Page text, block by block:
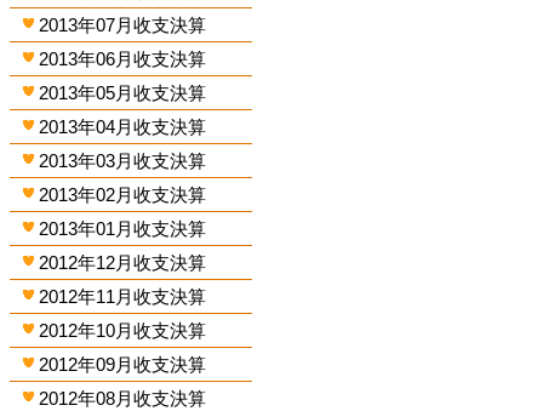
2013年07月收支決算
2013年06月收支決算
2013年05月收支決算
2013年04月收支決算
2013年03月收支決算
2013年02月收支決算
2013年01月收支決算
2012年12月收支決算
2012年11月收支決算
2012年10月收支決算
2012年09月收支決算
2012年08月收支決算